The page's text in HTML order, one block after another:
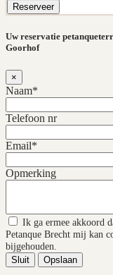
Reserveer
Uw reservatie
Goorhof
×
Naam*
Telefoon nr
Email*
Opmerking
Ik ga ermee akkoord
Petanque Brecht mij kan
bijgehouden.
Sluit Opslaan